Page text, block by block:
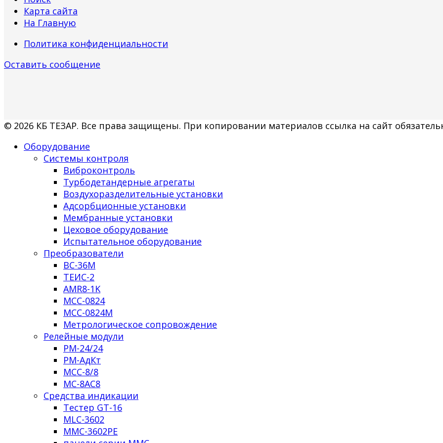
Карта сайта
На Главную
Политика конфиденциальности
Оставить сообщение
© 2026 КБ ТЕЗАР. Все права защищены. При копировании материалов ссылка на сайт
Оборудование
Системы контроля
Виброконтроль
Турбодетандерные агрегаты
Воздухоразделительные установки
Адсорбционные установки
Мембранные установки
Цеховое оборудование
Испытательное оборудование
Преобразователи
ВС-36М
ТЕИС-2
AMR8-1K
МСС-0824
МСС-0824М
Метрологическое сопровождение
Релейные модули
РМ-24/24
РМ-АдКт
МСС-8/8
МС-8АС8
Средства индикации
Тестер GT-16
MLC-3602
MMC-3602PЕ